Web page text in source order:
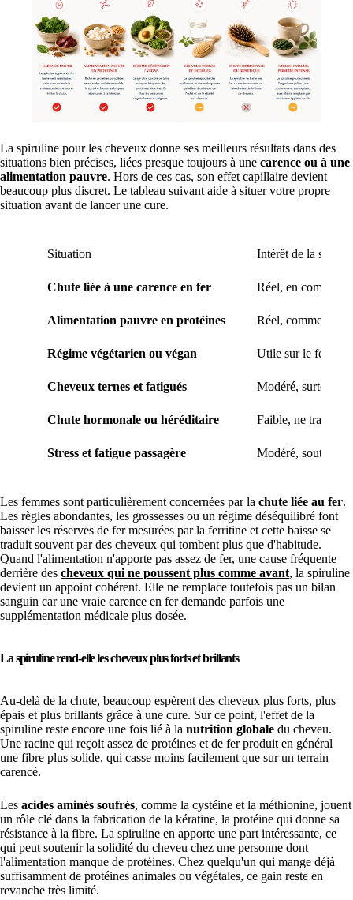
La spiruline pour les cheveux donne ses meilleurs résultats dans des
situations bien précises, liées presque toujours à une carence ou à une
alimentation pauvre. Hors de ces cas, son effet capillaire devient
beaucoup plus discret. Le tableau suivant aide à situer votre propre
situation avant de lancer une cure.
Situation Intérêt de la
Chute liée à une carence en fer Réel, en
Alimentation pauvre en protéines Réel, comme
Régime végétarien ou végan Utile sur le fer et
Cheveux ternes et fatigués Modéré, surtout
Chute hormonale ou héréditaire Faible, ne traite
Stress et fatigue passagère Modéré, soutient
Les femmes sont particulièrement concernées par la chute liée au fer.
Les règles abondantes, les grossesses ou un régime déséquilibré font
baisser les réserves de fer mesurées par la ferritine et cette baisse se
traduit souvent par des cheveux qui tombent plus que d'habitude.
Quand l'alimentation n'apporte pas assez de fer, une cause fréquente
derrière des cheveux qui ne poussent plus comme avant, la spiruline
devient un appoint cohérent. Elle ne remplace toutefois pas un bilan
sanguin car une vraie carence en fer demande parfois une
supplémentation médicale plus dosée.
La spiruline rend-elle les cheveux plus forts et brillants
Au-delà de la chute, beaucoup espèrent des cheveux plus forts, plus
épais et plus brillants grâce à une cure. Sur ce point, l'effet de la
spiruline reste encore une fois lié à la nutrition globale du cheveu.
Une racine qui reçoit assez de protéines et de fer produit en général
une fibre plus solide, qui casse moins facilement que sur un terrain
carencé.
Les acides aminés soufrés, comme la cystéine et la méthionine, jouent
un rôle clé dans la fabrication de la kératine, la protéine qui donne sa
résistance à la fibre. La spiruline en apporte une part intéressante, ce
qui peut soutenir la solidité du cheveu chez une personne dont
l'alimentation manque de protéines. Chez quelqu'un qui mange déjà
suffisamment de protéines animales ou végétales, ce gain reste en
revanche très limité.